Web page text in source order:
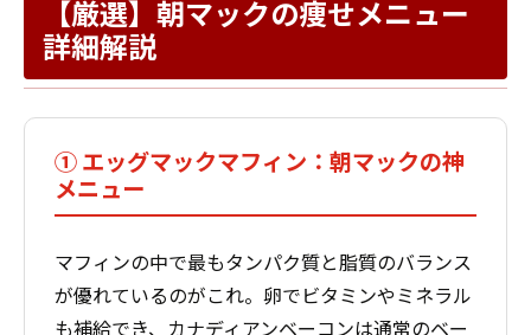
【厳選】朝マックの痩せメニュー
詳細解説
① エッグマックマフィン：朝マックの神
メニュー
マフィンの中で最もタンパク質と脂質のバランス
が優れているのがこれ。卵でビタミンやミネラル
も補給でき、カナディアンベーコンは通常のベー